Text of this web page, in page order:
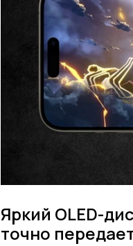
Яркий OLED-
точно